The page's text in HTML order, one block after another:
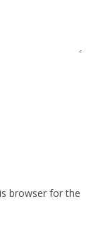
browser for the